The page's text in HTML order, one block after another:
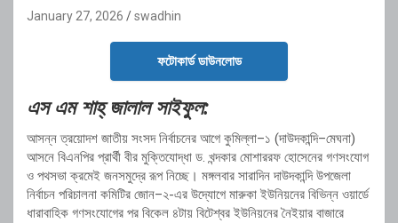
January 27, 2026 swadhin
ফটোকার্ড ডাউনলোড
এস এম শাহ্ জালাল সাইফুল:
আসন্ন ত্রয়োদশ জাতীয় সংসদ নির্বাচনের আগে কুমিল্লা–১ (দাউদকান্দি–মেঘনা)
আসনে বিএনপির প্রার্থী বীর মুক্তিযোদ্ধা ড. খন্দকার মোশাররফ হোসেনের গণসংযোগ
ও পথসভা ক্রমেই জনসমুদ্রে রূপ নিচ্ছে। মঙ্গলবার সারাদিন দাউদকান্দি উপজেলা
নির্বাচন পরিচালনা কমিটির জোন–২-এর উদ্যোগে মারুকা ইউনিয়নের বিভিন্ন ওয়ার্ডে
ধারাবাহিক গণসংযোগের পর বিকেল ৪টায় বিটেশ্বর ইউনিয়নের নৈইয়ার বাজারে